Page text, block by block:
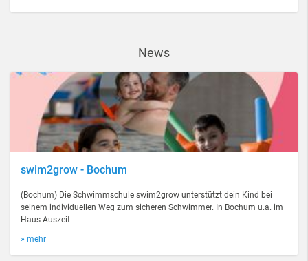
News
swim2grow - Bochum
(Bochum) Die Schwimmschule swim2grow unterstützt dein Kind bei
seinem individuellen Weg zum sicheren Schwimmer. In Bochum u.a. im
Haus Auszeit.
» mehr